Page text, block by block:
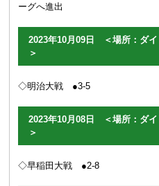
ーグへ進出
2023年10月09日 ＜場所：ダ
＞
◇明治大戦 ●3-5
2023年10月08日 ＜場所：ダ
＞
◇早稲田大戦 ●2-8